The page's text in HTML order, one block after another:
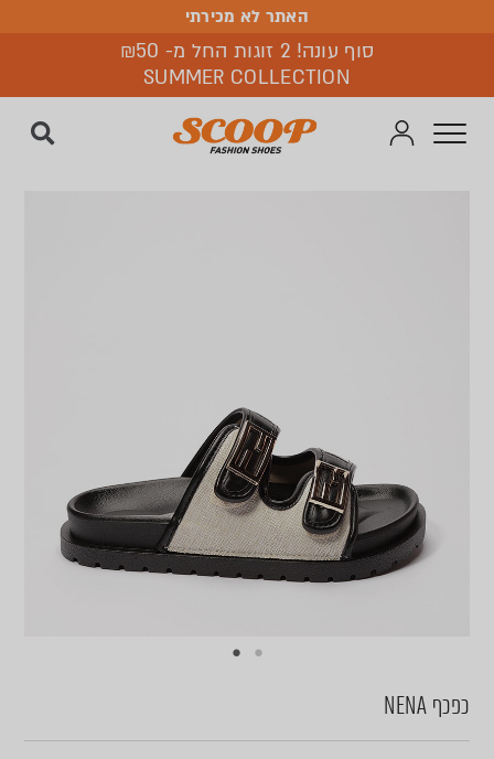
האתר לא מכירתי
האתר לא מכירתי
סוף עונה! 2 זוגות החל מ- ₪50
SUMMER COLLECTION
כפכף NENA